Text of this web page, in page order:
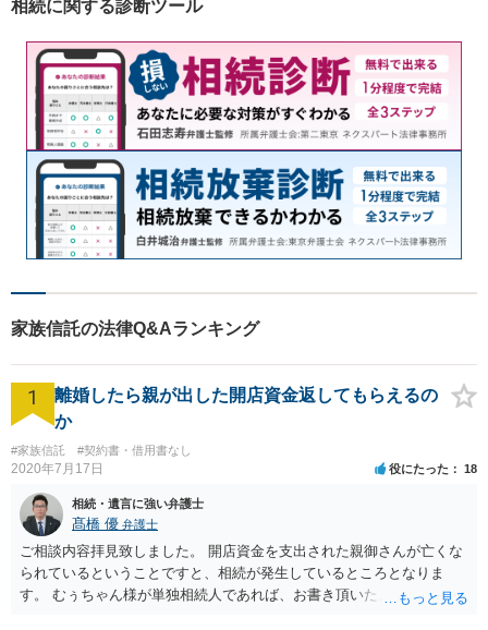
相続に関する診断ツール
家族信託の法律Q&Aランキング
1
離婚したら親が出した開店資金返してもらえるの
か
#家族信託 #契約書・借用書なし
2020年7月17日 役にたった 18
相続・遺言に強い弁護士
髙橋 優 弁護士
ご相談内容拝見致しました。 開店資金を支出された親御さんが亡くな
られているということですと、相続が発生しているところとなりま
す。 むぅちゃん様が単独相続人であれば、お書き頂いたような方法で